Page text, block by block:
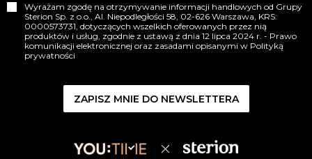
Wyrażam zgodę na otrzymywanie informacji handlowych od Grupy
Sterion Sp. z o.o., Al. Niepodległości 58, 02-626 Warszawa, KRS:
0000573731, dotyczących wszelkich oferowanych przez nią
produktów i usług, zgodnie z ustawą z dnia 12 lipca 2024 r. - Prawo
komunikacji elektronicznej oraz zasadami opisanymi w Polityką
prywatności
ZAPISZ MNIE DO NEWSLETTERA